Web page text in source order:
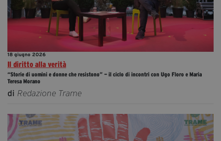
18 giugno 2026
Il diritto alla verità
“Storie di uomini e donne che resistono” — il ciclo di incontri con Ugo Floro e Maria
Teresa Morano
di Redazione Trame